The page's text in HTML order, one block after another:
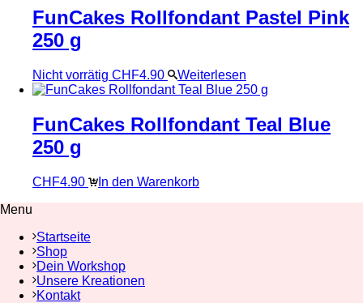
FunCakes Rollfondant Pastel Pink
250 g
Nicht vorrätig CHF4.90 Weiterlesen
FunCakes Rollfondant Teal Blue
250 g
CHF4.90
In den Warenkorb
Menu
Startseite
Shop
Dein Workshop
Unsere Kreationen
Kontakt